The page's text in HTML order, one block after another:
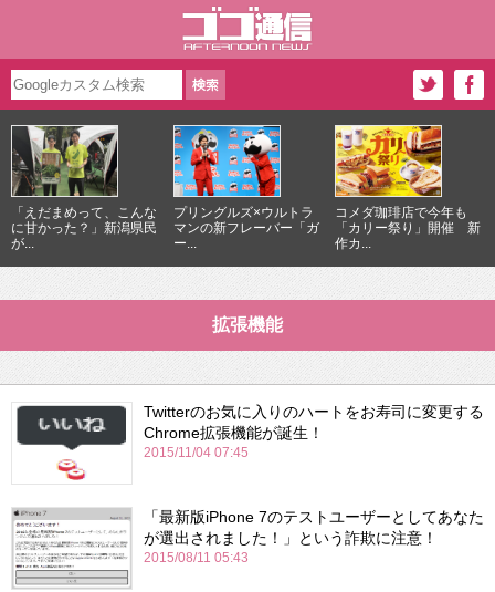
「えだまめって、こんな
に甘かった？」新潟県民
が...
プリングルズ×ウルトラ
マンの新フレーバー「ガ
ー...
コメダ珈琲店で今年も
「カリー祭り」開催 新
作カ...
拡張機能
Twitterのお気に入りのハートをお寿司に変更する
Chrome拡張機能が誕生！
2015/11/04 07:45
「最新版iPhone 7のテストユーザーとしてあなた
が選出されました！」という詐欺に注意！
2015/08/11 05:43